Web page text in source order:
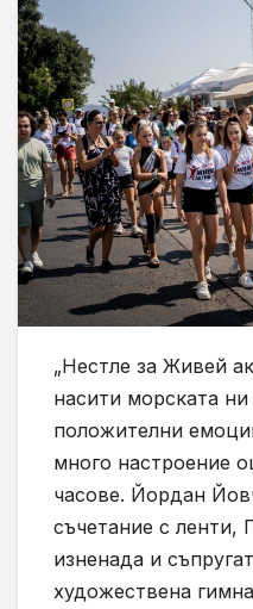
„Нестле за Живей
насити морската
положителни
много настроение
часове. Йордан
съчетание с ленти,
изненада и
художествена